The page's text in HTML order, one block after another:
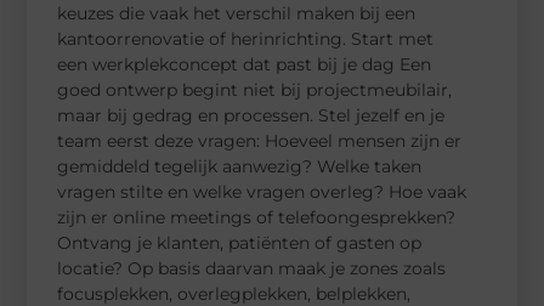
keuzes die vaak het verschil maken bij een
kantoorrenovatie of herinrichting. Start met
een werkplekconcept dat past bij je dag Een
goed ontwerp begint niet bij projectmeubilair,
maar bij gedrag en processen. Stel jezelf en je
team eerst deze vragen: Hoeveel mensen zijn er
gemiddeld tegelijk aanwezig? Welke taken
vragen stilte en welke vragen overleg? Hoe vaak
zijn er online meetings of telefoongesprekken?
Ontvang je klanten, patiënten of gasten op
locatie? Op basis daarvan maak je zones zoals
focusplekken, overlegplekken, belplekken,